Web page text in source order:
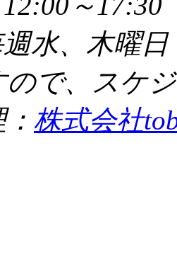
水、木曜
ので、スケ
株式会社